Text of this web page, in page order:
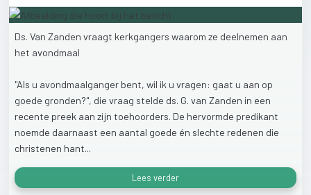
Ds. Van Zanden vraagt kerkgangers waarom ze deelnemen aan
het avondmaal
"Als u avondmaalganger bent, wil ik u vragen: gaat u aan op
goede gronden?", die vraag stelde ds. G. van Zanden in een
recente preek aan zijn toehoorders. De hervormde predikant
noemde daarnaast een aantal goede én slechte redenen die
christenen hant...
Lees verder